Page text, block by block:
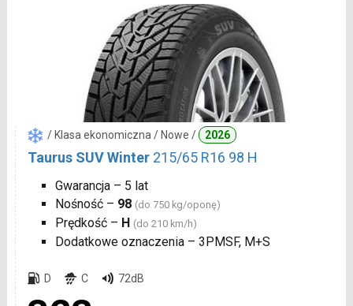
/ Klasa ekonomiczna / Nowe / 2026
Taurus SUV Winter 215/65 R16 98 H
Gwarancja – 5 lat
Nośność – 98 (do 750 kg/oponę)
Prędkość – H (do 210 km/h)
Dodatkowe oznaczenia – 3PMSF, M+S
D C 72dB